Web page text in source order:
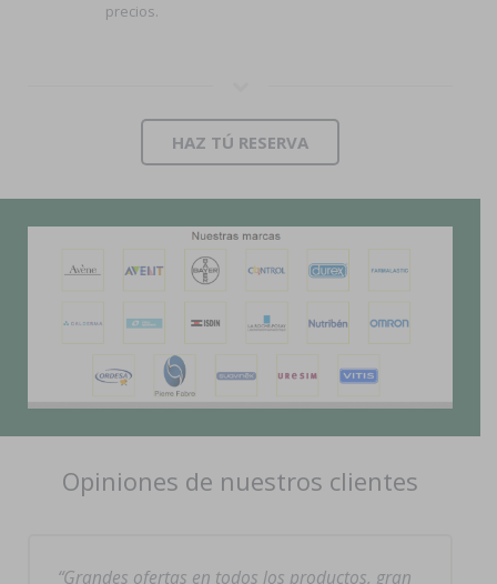
precios.
HAZ TÚ RESERVA
Opiniones de nuestros clientes
Grandes ofertas en todos los productos, gran